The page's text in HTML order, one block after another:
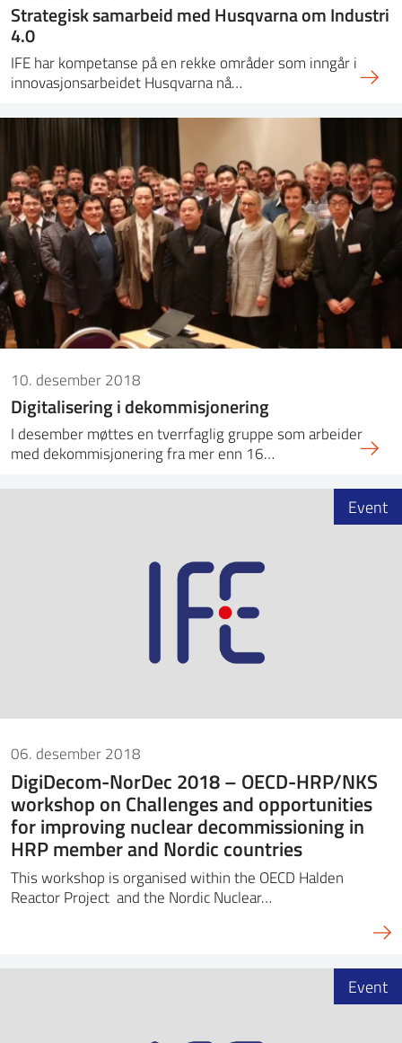
Strategisk samarbeid med Husqvarna om Industri
4.0
IFE har kompetanse på en rekke områder som inngår i
innovasjonsarbeidet Husqvarna nå…
10. desember 2018
Digitalisering i dekommisjonering
I desember møttes en tverrfaglig gruppe som arbeider
med dekommisjonering fra mer enn 16…
06. desember 2018
DigiDecom-NorDec 2018 – OECD-HRP/NKS
workshop on Challenges and opportunities
for improving nuclear decommissioning in
HRP member and Nordic countries
This workshop is organised within the OECD Halden
Reactor Project and the Nordic Nuclear…
Event
Event